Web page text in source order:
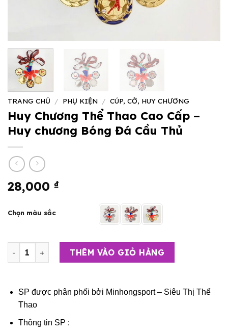
TRANG CHỦ / PHỤ KIỆN / CÚP, CỜ, HUY CHƯƠNG
Huy Chương Thể Thao Cao Cấp –
Huy chương Bóng Đá Cầu Thủ
28,000 ₫
Chọn màu sắc
Huy Chương Thể Thao Cao Cấp – Huy chương Bóng Đá
THÊM VÀO GIỎ HÀNG
SP được phân phối bởi Minhongsport – Siêu Thị Thể
Thao
Thông tin SP :